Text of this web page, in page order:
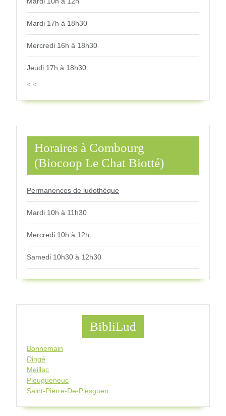
Mardi 17h à 18h30
Mercredi 16h à 18h30
Jeudi 17h à 18h30
< <
Horaires à Combourg
(Biocoop Le Chat Biotté)
Permanences de ludothèque
Mardi 10h à 11h30
Mercredi 10h à 12h
Samedi 10h30 à 12h30
BibliLud
Bonnemain
Dingé
Meillac
Pleugueneuc
Saint-Pierre-De-Plesguen